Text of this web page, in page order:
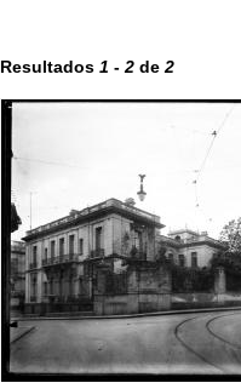
Resultados 1 - 2 de 2